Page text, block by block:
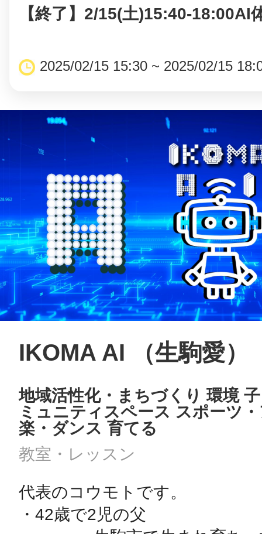
【終了】2/15(土)15:40-18:00AI
2025/02/15 15:30 ~ 2025/02/15
IKOMA AI （生駒愛）
地域活性化・まちづくり 環境
ミュニティスペース スポーツ
楽・ダンス 育てる
教室・レッスン
代表のコウモトです。
・42歳で2児の父